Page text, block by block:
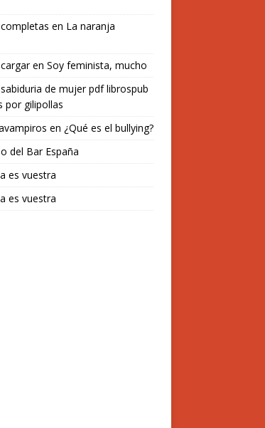
en La naranja
en Soy feminista, mucho
de mujer pdf librospub
por gilipollas
en ¿Qué es el bullying?
del Bar España
es vuestra
es vuestra